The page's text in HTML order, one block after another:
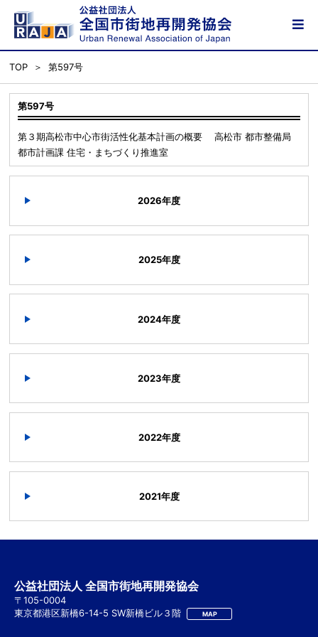
TOP 第597号
第597号
第３期高松市中心市街活性化基本計画の概要 高松市 都市整備局
都市計画課 住宅・まちづくり推進室
2026年度
2025年度
2024年度
2023年度
2022年度
2021年度
公益社団法人 全国市街地再開発協会
〒105-0004
東京都港区新橋6-14-5 SW新橋ビル３階
MAP